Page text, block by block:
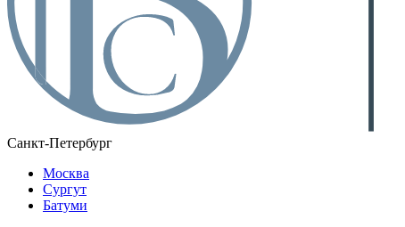
Санкт-Петербург
Москва
Сургут
Батуми